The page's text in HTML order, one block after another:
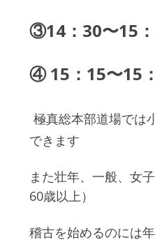
③14：30〜15
④ 15：15〜15
極真総本部道場では
できます
また壮年、一般、女
60歳以上）
稽古を始めるのには